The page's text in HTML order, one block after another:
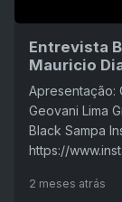
Entrevista
Mauricio
Apresentação:
Geovani Lima
Black Sampa
https://
2 meses atrás